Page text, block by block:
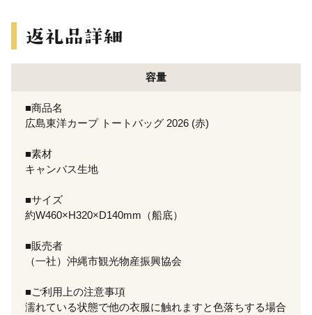
容量
■商品名
広島東洋カープ トートバッグ 2026 (赤)
■素材
キャンバス生地
■サイズ
約W460×H320×D140mm（船底）
■販売者
（一社）沖縄市観光物産振興協会
■ご利用上の注意事項
濡れている状態で他の衣服に触れますと色落ちする場合